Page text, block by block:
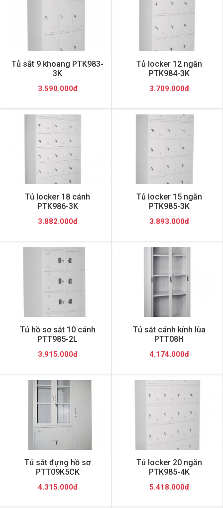
Tủ sắt 9 khoang PTK983-
3K
3.590.000đ
Tủ locker 12 ngăn
PTK984-3K
3.709.000đ
Tủ locker 18 cánh
PTK986-3K
3.882.000đ
Tủ locker 15 ngăn
PTK985-3K
3.893.000đ
Tủ hồ sơ sắt 10 cánh
PTT985-2L
3.915.000đ
Tủ sắt cánh kính lùa
PTT08H
4.174.000đ
Tủ sắt đựng hồ sơ
PTT09K5CK
4.315.000đ
Tủ locker 20 ngăn
PTK985-4K
5.418.000đ